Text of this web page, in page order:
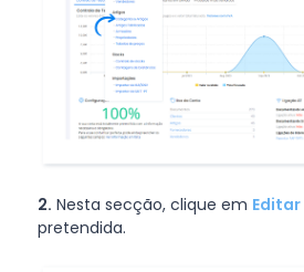
2. Nesta secção, clique em Editar
pretendida.